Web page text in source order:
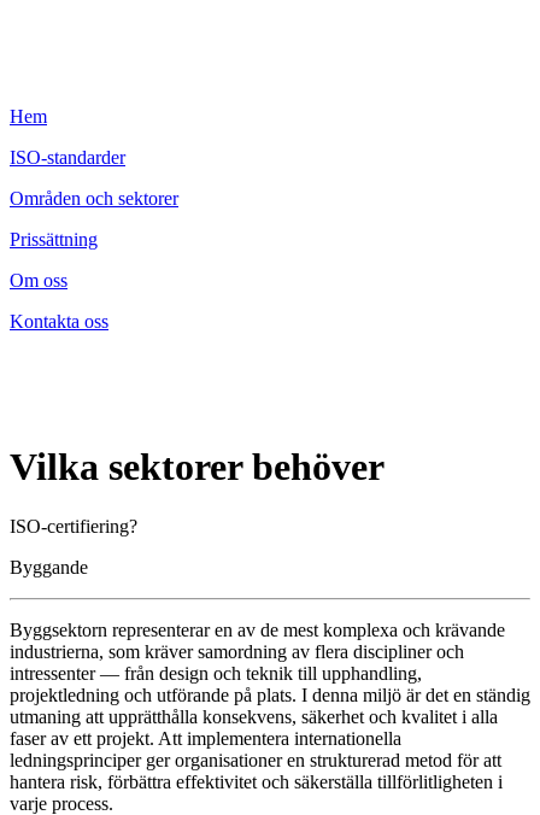
Hem
ISO-standarder
Områden och sektorer
Prissättning
Om oss
Kontakta oss
Vilka sektorer behöver
ISO-certifiering?
Byggande
Byggsektorn representerar en av de mest komplexa och krävande
industrierna, som kräver samordning av flera discipliner och
intressenter — från design och teknik till upphandling,
projektledning och utförande på plats. I denna miljö är det en ständig
utmaning att upprätthålla konsekvens, säkerhet och kvalitet i alla
faser av ett projekt. Att implementera internationella
ledningsprinciper ger organisationer en strukturerad metod för att
hantera risk, förbättra effektivitet och säkerställa tillförlitligheten i
varje process.